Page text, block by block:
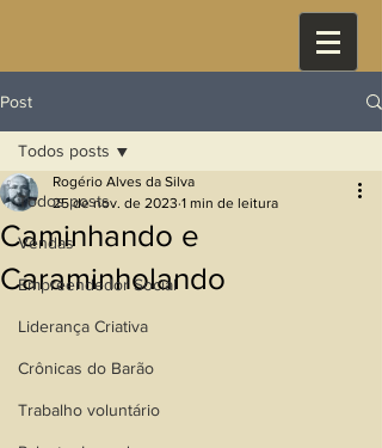
Post
Todos posts
Vendas
Empreendedor Social
Liderança Criativa
Crônicas do Barão
Trabalho voluntário
Todos posts
Caminhando e
Caraminholando
Rogério Alves da Silva
25 de nov. de 2023 1 min de leitura